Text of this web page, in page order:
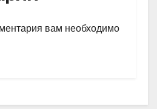
kl
a
и
вам необходимо